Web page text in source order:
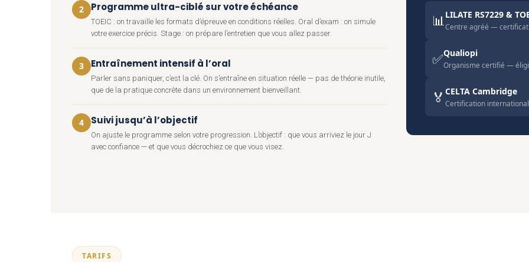
2 Programme ultra-ciblé sur votre échéance
TOEIC : on travaille les formats d’épreuve en conditions réelles. Oral d’exam : on simule
votre exercice précis. Stage : on prépare l’entretien que vous allez passer.
3 Entraînement intensif à l’oral
Parler sans paniquer, c’est la clé. On s’entraîne en situation réelle — pas de théorie inutile,
que de la pratique concrète dans un environnement bienveillant.
4 Suivi jusqu’à l’objectif
On ajuste le programme selon votre progression. L’objectif : que vous arriviez le jour J
avec confiance — et que vous décrochiez ce que vous visez.
📊LILATE RS7229 &
Centre agréé —
✅Qualiopi
Organisme certifié —
🏅 CELTA Cambridge
Certification
TARIFS